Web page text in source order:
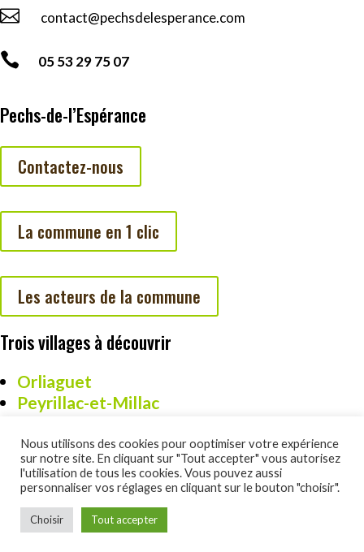
 contact@pechsdelesperance.com
 05 53 29 75 07
Pechs-de-l’Espérance
Contactez-nous
La commune en 1 clic
Les acteurs de la commune
Trois villages à découvrir
Orliaguet
Peyrillac-et-Millac
Un site réalisé par DSO Commucation :
Nous utilisons des cookies pour ooptimiser votre expérience
sur notre site. En cliquant sur "Tout accepter" vous autorisez
l'utilisation de tous les cookies. Vous pouvez aussi
personnaliser vos réglages en cliquant sur le bouton "choisir".
Choisir Tout accepter